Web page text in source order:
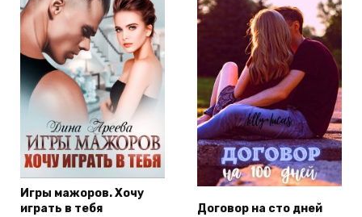
Игры мажоров. Хочу
играть в тебя
Договор на сто дней